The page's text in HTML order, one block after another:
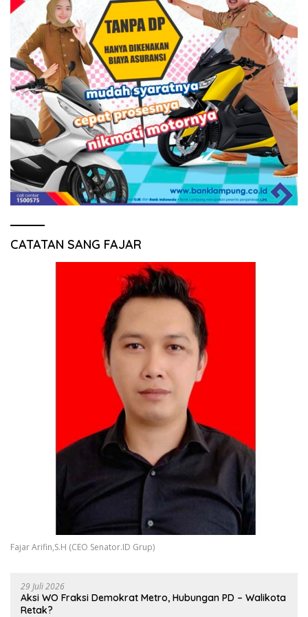
CATATAN SANG FAJAR
Fajar Arifin,S.H (CEO Senator.ID Grup)
29 Juli 2026
Aksi WO Fraksi Demokrat Metro, Hubungan PD – Walikota
Retak?